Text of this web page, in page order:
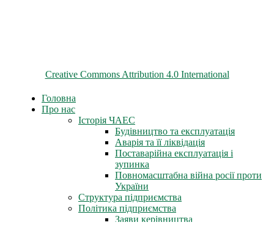
Creative Commons Attribution 4.0 International
Головна
Про нас
Історія ЧАЕС
Будівництво та експлуатація
Аварія та її ліквідація
Поставарійна експлуатація і
зупинка
Повномасштабна війна росії проти
України
Структура підприємства
Політика підприємства
Заяви керівництва